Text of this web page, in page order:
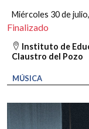
Miércoles 30 de julio
Finalizado
Instituto de
Claustro del Pozo
MÚSICA